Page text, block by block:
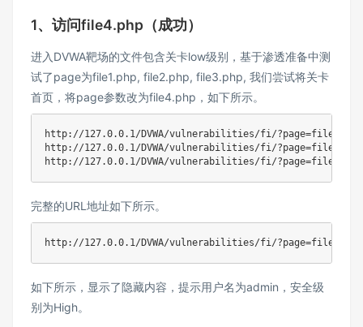
1、访问file4.php（成功）
进入DVWA靶场的文件包含关卡low级别，基于渗透准备中测
试了page为file1.php, file2.php, file3.php, 我们尝试将关卡
首页，将page参数改为file4.php，如下所示。
http://127.0.0.1/DVWA/vulnerabilities/fi/?page=file1.php
http://127.0.0.1/DVWA/vulnerabilities/fi/?page=file2.php
http://127.0.0.1/DVWA/vulnerabilities/fi/?page=file3.php
完整的URL地址如下所示。
http://127.0.0.1/DVWA/vulnerabilities/fi/?page=file4.php
如下所示，显示了隐藏内容，提示用户名为admin，安全级
别为High。